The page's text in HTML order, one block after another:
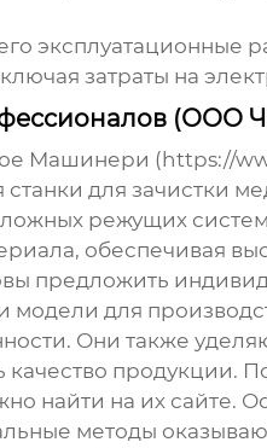
эксплуатационные
затраты на
(ООО
Машинери (https://
станки для зачистки
режущих
обеспечивая
предложить
модели для
Они также
качество
найти на их сайте.
методы